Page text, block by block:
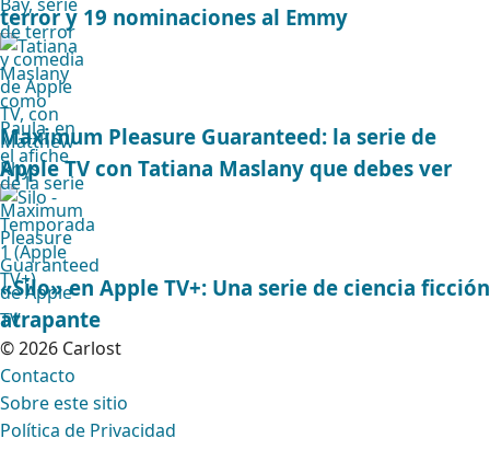
terror y 19 nominaciones al Emmy
Maximum Pleasure Guaranteed: la serie de
Apple TV con Tatiana Maslany que debes ver
«Silo» en Apple TV+: Una serie de ciencia ficción
atrapante
© 2026 Carlost
Contacto
Sobre este sitio
Política de Privacidad